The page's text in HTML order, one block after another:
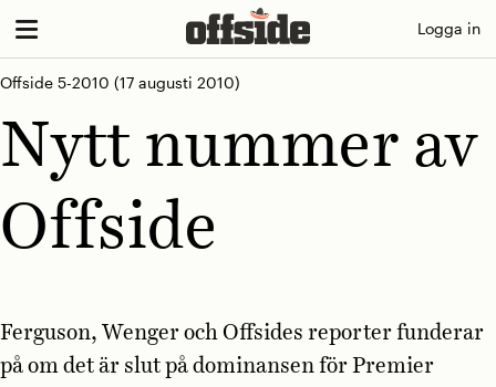
Skip
content
Logga in
Offside 5-2010 (17 augusti 2010)
Nytt nummer av
Offside
Ferguson, Wenger och Offsides reporter funderar
på om det är slut på dominansen för Premier